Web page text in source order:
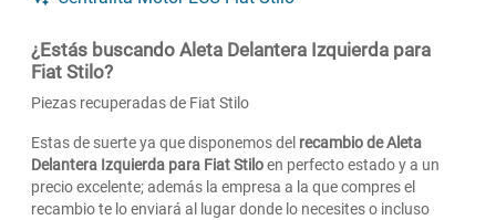
¿Estás buscando Aleta Delantera Izquierda para
Fiat Stilo?
Piezas recuperadas de Fiat Stilo
Estas de suerte ya que disponemos del recambio de Aleta
Delantera Izquierda para Fiat Stiloen perfecto estado y a un
precio excelente; además la empresa a la que compres el
recambio te lo enviará al lugar donde lo necesites o incluso